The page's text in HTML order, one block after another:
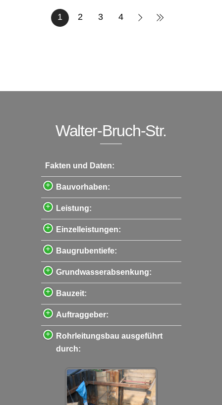
1 2 3 4
Walter-Bruch-Str.
Fakten und Daten:
Bauvorhaben:
Leistung:
Einzelleistungen:
Baugrubentiefe:
Grundwasserabsenkung:
Bauzeit:
Auftraggeber:
Rohrleitungsbau ausgeführt
durch: